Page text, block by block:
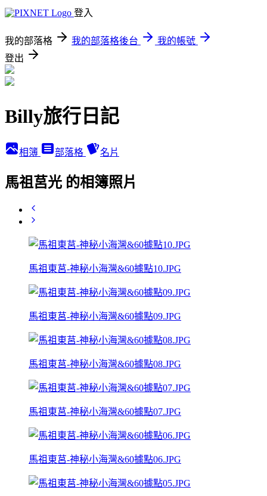
登入
我的部落格 我的部落格後台
我的帳號
登出
Billy旅行日記
相簿 部落格 名片
馬祖莒光 的相簿照片
馬祖東莒-神秘小海灣&60據點10.JPG
馬祖東莒-神秘小海灣&60據點09.JPG
馬祖東莒-神秘小海灣&60據點08.JPG
馬祖東莒-神秘小海灣&60據點07.JPG
馬祖東莒-神秘小海灣&60據點06.JPG